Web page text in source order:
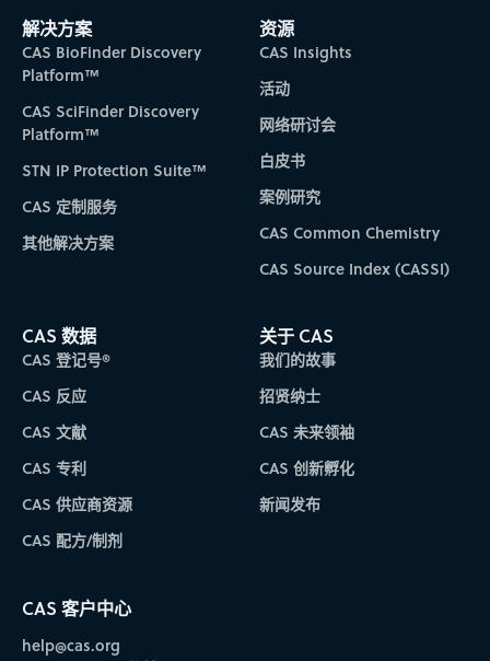
解决方案
CAS BioFinder Discovery
Platform™
CAS SciFinder Discovery
Platform™
STN IP Protection Suite™
CAS 定制服务
其他解决方案
资源
CAS Insights
活动
网络研讨会
白皮书
案例研究
CAS Common Chemistry
CAS Source Index (CASSI)
CAS 数据
CAS 登记号®
CAS 反应
CAS 文献
CAS 专利
CAS 供应商资源
CAS 配方/制剂
关于 CAS
我们的故事
招贤纳士
CAS 未来领袖
CAS 创新孵化
新闻发布
CAS 客户中心
help@cas.org